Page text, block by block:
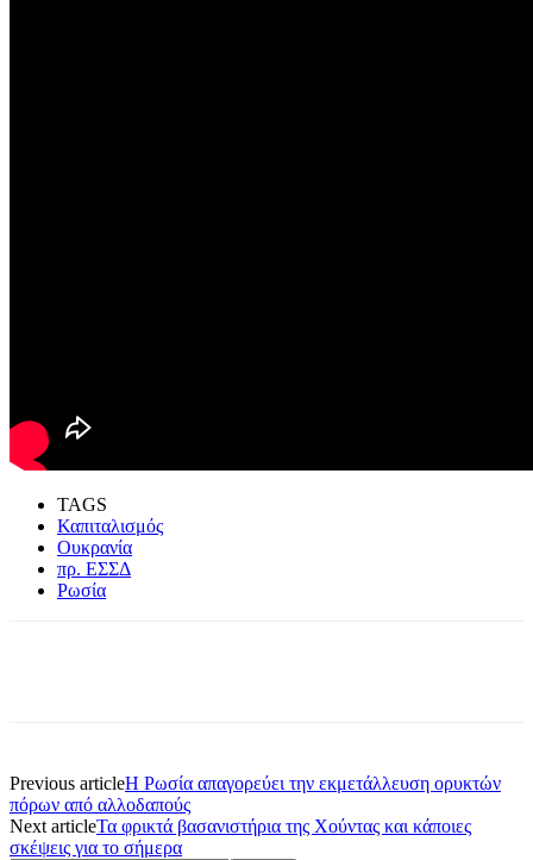
TAGS
Καπιταλισμός
Ουκρανία
πρ. ΕΣΣΔ
Ρωσία
Previous articleΗ Ρωσία απαγορεύει την εκμετάλλευση ορυκτών
πόρων από αλλοδαπούς
Next articleΤα φρικτά βασανιστήρια της Χούντας και κάποιες
σκέψεις για το σήμερα